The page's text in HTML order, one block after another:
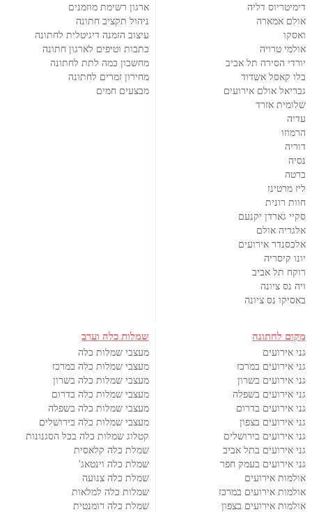
דימיטריוס דליה
אולם אמארה
ואסקו
אולמי טרויה
יורדי הסירה תל אביב
בלו קאסל אשדוד
גבריאל אולם אירועים
שלומית אזרד
עדיה
הרמוזו
דוריה
נסיה
ברטה
ליז מרטינז
חוות רונית
סקיי גארדן יקנעם
אלגריה אולם
אלכסנדר אירועים
יונו קיסריה
רוקח תל אביב
ויה נס ציונה
באסיקו נס ציונה
ארגון רשימת מוזמנים
ניהול תקציב חתונה
עיצוב הזמנה דיגיטלית לחתונה
כתבות וטיפים לארגון חתונה
מחשבון כמה לתת לחתונה
מחירון זמרים לחתונה
מבצעים חמים
מקום לחתונה
גני אירועים
גני אירועים במרכז
גני אירועים בשרון
גני אירועים בשפלה
גני אירועים בדרום
גני אירועים בצפון
גני אירועים בירושלים
גני אירועים בתל אביב
גני אירועים בעמק חפר
אולמות אירועים
אולמות אירועים במרכז
אולמות אירועים בצפון
שמלות כלה וערב
מעצבי שמלות כלה
מעצבי שמלות כלה במרכז
מעצבי שמלות כלה בשרון
מעצבי שמלות כלה בדרום
מעצבי שמלות כלה בשפלה
מעצבי שמלות כלה בירושלים
קטלוג שמלות כלה בכל הסגנונות
שמלת כלה קלאסית
שמלת כלה וינטאג'
שמלת כלה צנועה
שמלות כלה למלאות
שמלת כלה רומנטית